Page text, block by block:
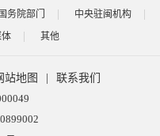
国务院部门
中央驻闽机构
其他
站地图
联系我们